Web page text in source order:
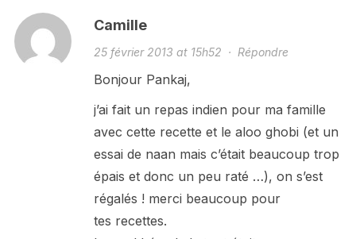
Camille
25 février 2013 at 15h52 · Répondre
Bonjour Pankaj,
j’ai fait un repas indien pour ma famille
avec cette recette et le aloo ghobi (et un
essai de naan mais c’était beaucoup trop
épais et donc un peu raté …), on s’est
régalés ! merci beaucoup pour
tes recettes.